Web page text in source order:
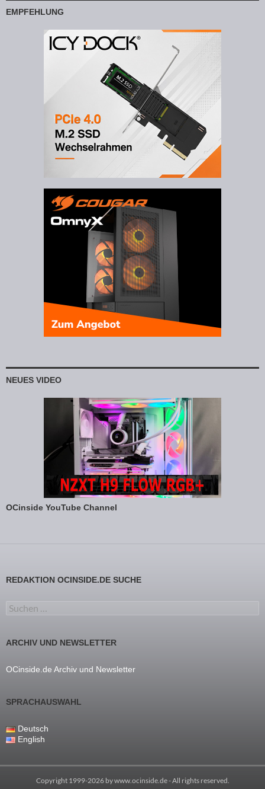
EMPFEHLUNG
NEUES VIDEO
OCinside YouTube Channel
REDAKTION OCINSIDE.DE SUCHE
Suchen nach:
ARCHIV UND NEWSLETTER
OCinside.de Archiv und Newsletter
SPRACHAUSWAHL
Deutsch
English
Copyright 1999-2026 bywww.ocinside.de- All rights reserved.